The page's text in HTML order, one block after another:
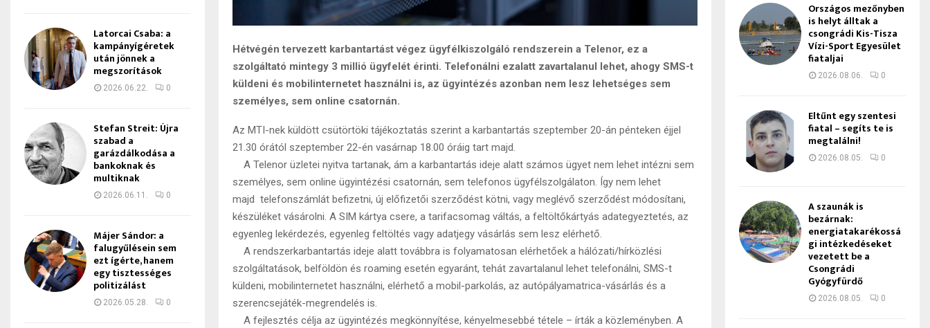
Hétvégén tervezett karbantartást végez ügyfélkiszolgáló rendszerein a Telenor, ez a
szolgáltató mintegy 3 millió ügyfelét érinti. Telefonálni ezalatt zavartalanul lehet, ahogy SMS-t
küldeni és mobilinternetet használni is, az ügyintézés azonban nem lesz lehetséges sem
személyes, sem online csatornán.
Az MTI-nek küldött csütörtöki tájékoztatás szerint a karbantartás szeptember 20-án pénteken éjjel
21.30 órától szeptember 22-én vasárnap 18.00 óráig tart majd.
A Telenor üzletei nyitva tartanak, ám a karbantartás ideje alatt számos ügyet nem lehet intézni sem
személyes, sem online ügyintézési csatornán, sem telefonos ügyfélszolgálaton. Így nem lehet
majd telefonszámlát befizetni, új előfizetői szerződést kötni, vagy meglévő szerződést módosítani,
készüléket vásárolni. A SIM kártya csere, a tarifacsomag váltás, a feltöltőkártyás adategyeztetés, az
egyenleg lekérdezés, egyenleg feltöltés vagy adatjegy vásárlás sem lesz elérhető.
A rendszerkarbantartás ideje alatt továbbra is folyamatosan elérhetőek a hálózati/hírközlési
szolgáltatások, belföldön és roaming esetén egyaránt, tehát zavartalanul lehet telefonálni, SMS-t
küldeni, mobilinternetet használni, elérhető a mobil-parkolás, az autópályamatrica-vásárlás és a
szerencsejáték-megrendelés is.
A fejlesztés célja az ügyintézés megkönnyítése, kényelmesebbé tétele – írták a közleményben. A
Latorcai Csaba: a
kampányígéretek
után jönnek a
megszorítások
2026.06.22. 0
Stefan Streit: Újra
szabad a
garázdálkodása a
bankoknak és
multiknak
2026.06.11. 0
Májer Sándor: a
falugyűlésein sem
ezt ígérte, hanem
egy tisztességes
politizálást
2026.05.28. 0
Országos mezőnyben
is helyt álltak a
csongrádi Kis-Tisza
Vízi-Sport Egyesület
fiataljai
2026.08.06. 0
Eltűnt egy szentesi
fiatal – segíts te is
megtalálni!
2026.08.05. 0
A szaunák is
bezárnak:
energiatakarékossá
gi intézkedéseket
vezetett be a
Csongrádi
Gyógyfürdő
2026.08.05. 0